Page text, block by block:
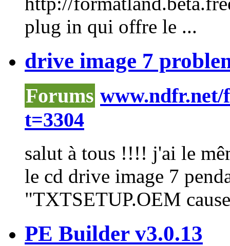
plug in qui offre le ...
drive image 7
Forums www.ndfr.net/
t=3304
salut à tous !!!! j'ai le
le cd drive image 7
"TXTSETUP.OEM
PE Builder v3.0.13